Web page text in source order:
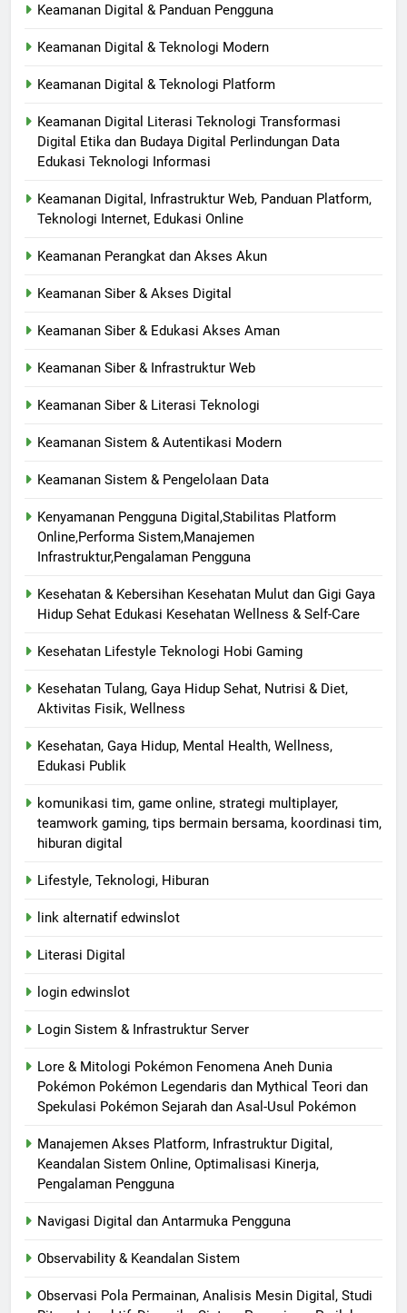
Keamanan Digital & Panduan Pengguna
Keamanan Digital & Teknologi Modern
Keamanan Digital & Teknologi Platform
Keamanan Digital Literasi Teknologi Transformasi
Digital Etika dan Budaya Digital Perlindungan Data
Edukasi Teknologi Informasi
Keamanan Digital, Infrastruktur Web, Panduan Platform,
Teknologi Internet, Edukasi Online
Keamanan Perangkat dan Akses Akun
Keamanan Siber & Akses Digital
Keamanan Siber & Edukasi Akses Aman
Keamanan Siber & Infrastruktur Web
Keamanan Siber & Literasi Teknologi
Keamanan Sistem & Autentikasi Modern
Keamanan Sistem & Pengelolaan Data
Kenyamanan Pengguna Digital,Stabilitas Platform
Online,Performa Sistem,Manajemen
Infrastruktur,Pengalaman Pengguna
Kesehatan & Kebersihan Kesehatan Mulut dan Gigi Gaya
Hidup Sehat Edukasi Kesehatan Wellness & Self-Care
Kesehatan Lifestyle Teknologi Hobi Gaming
Kesehatan Tulang, Gaya Hidup Sehat, Nutrisi & Diet,
Aktivitas Fisik, Wellness
Kesehatan, Gaya Hidup, Mental Health, Wellness,
Edukasi Publik
komunikasi tim, game online, strategi multiplayer,
teamwork gaming, tips bermain bersama, koordinasi tim,
hiburan digital
Lifestyle, Teknologi, Hiburan
link alternatif edwinslot
Literasi Digital
login edwinslot
Login Sistem & Infrastruktur Server
Lore & Mitologi Pokémon Fenomena Aneh Dunia
Pokémon Pokémon Legendaris dan Mythical Teori dan
Spekulasi Pokémon Sejarah dan Asal-Usul Pokémon
Manajemen Akses Platform, Infrastruktur Digital,
Keandalan Sistem Online, Optimalisasi Kinerja,
Pengalaman Pengguna
Navigasi Digital dan Antarmuka Pengguna
Observability & Keandalan Sistem
Observasi Pola Permainan, Analisis Mesin Digital, Studi